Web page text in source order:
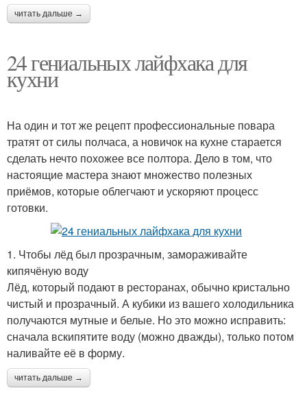
читать дальше →
24 гениальных лайфхака для
кухни
На один и тот же рецепт профессиональные повара
тратят от силы полчаса, а новичок на кухне старается
сделать нечто похожее все полтора. Дело в том, что
настоящие мастера знают множество полезных
приёмов, которые облегчают и ускоряют процесс
готовки.
1. Чтобы лёд был прозрачным, замораживайте
кипячёную воду
Лёд, который подают в ресторанах, обычно кристально
чистый и прозрачный. А кубики из вашего холодильника
получаются мутные и белые. Но это можно исправить:
сначала вскипятите воду (можно дважды), только потом
наливайте её в форму.
читать дальше →